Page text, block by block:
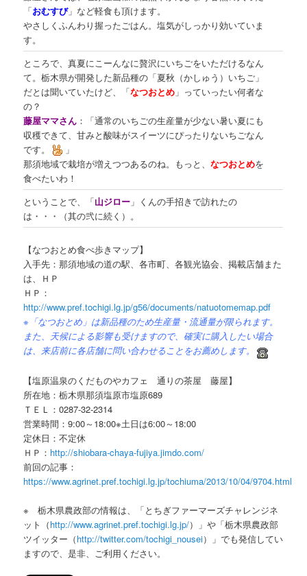
「おむすび」など軽食も頂けます。
やさしくふんわり握ったごはん。塩気がしっかり効いていま
す。
ところで、真夏にこーんなに贅沢にいちごをいただけるなん
て。栃木県が開発した新品種の「夏秋（かしゅう）いちご」
だとは聞いていたけど、「なつおとめ 」っていったい何者な
の？
藤屋ママさん ：「通常のいちごの生産量が少ない暑い夏にも
収穫できて、甘みと酸味がスイーツにぴったりないちごなん
です。
」
那須地域で栽培が増えつつあるのね。もっと、なつおとめを
食べたいわ！
ということで、「山ジロー 」くんの手招きで訪れたの
は・・・（其の弐に続く）。
【なつおとめ食べ歩きマップ】
入手先：那須地域の道の駅、各市町、各観光協会、掲載店舗また
は、ＨＰ
ＨＰ：
http://www.pref.tochigi.lg.jp/g56/documents/natuotomemap.pdf
※「なつおとめ」は新品種のため生産量・流通量が限られます。
また、天候による影響も受けますので、確実に購入したい場合
は、来店前に各店舗に問い合わせることをお薦めします。
【塩原温泉のくだものやカフェ 通りの茶屋 藤屋】
所在地：栃木県那須塩原市塩原689
ＴＥＬ：0287-32-2314
営業時間：9:00～18:00※土日は6:00～18:00
定休日：不定休
ＨＰ： http://shiobara-chaya-fujiya.jimdo.com/
前回の記事：
https://www.agrinet.pref.tochigi.lg.jp/tochiuma/2013/10/04/9704.html
※ 栃木県農政部の情報は、「とちぎファーマーズチャレンジネ
ット（http://www.agrinet.pref.tochigi.lg.jp/）」や「栃木県農政部
ツイッター（http://twitter.com/tochigi_nousei）」でも発信してい
ますので、是非、ご利用ください。